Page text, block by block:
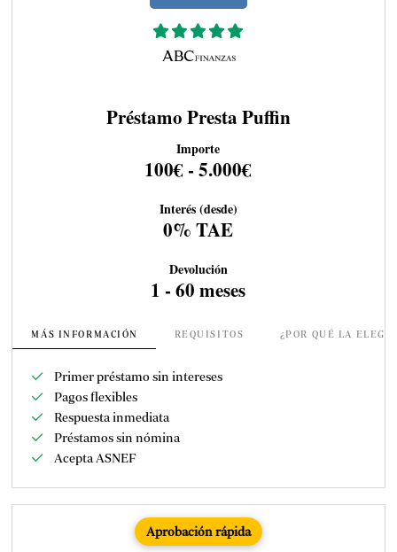
Préstamo Presta Puffin
Importe
100€ - 5.000€
Interés (desde)
0% TAE
Devolución
1 - 60 meses
MÁS INFORMACIÓN REQUISITOS ¿POR QUÉ LA
Primer préstamo sin intereses
Pagos flexibles
Respuesta inmediata
Préstamos sin nómina
Acepta ASNEF
Aprobación rápida